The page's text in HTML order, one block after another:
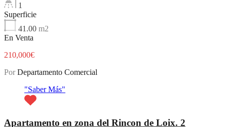
1
Superficie
41.00 m2
En Venta
210,000€
Por Departamento Comercial
"Saber Más"
Apartamento en zona del Rincon de Loix. 2